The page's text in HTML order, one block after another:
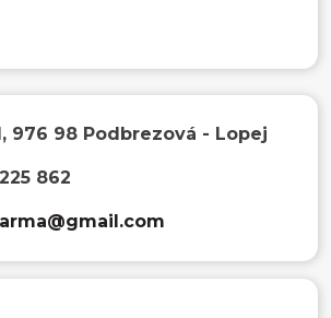
976 98 Podbrezová - Lopej
862